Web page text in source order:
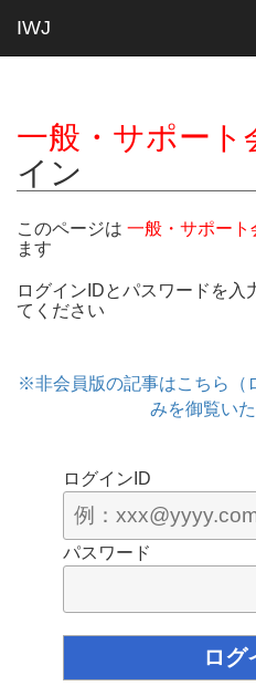
IWJ
一般・サポート
イン
このページは 一般・サポート
ます
ログインIDとパスワードを入
てください
※非会員版の記事はこちら（
みを御覧いた
ログインID
パスワード